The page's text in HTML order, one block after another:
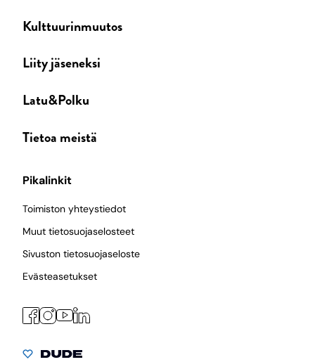
Kulttuurinmuutos
Liity jäseneksi
Latu&Polku
Tietoa meistä
Pikalinkit
Toimiston yhteystiedot
Muut tietosuojaselosteet
Sivuston tietosuojaseloste
Evästeasetukset
Facebook
Instagram
YouTube
LinkedIn